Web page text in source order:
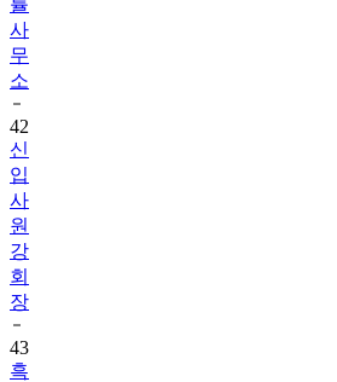
사
무
소
42
신
입
사
원
강
회
장
43
흑